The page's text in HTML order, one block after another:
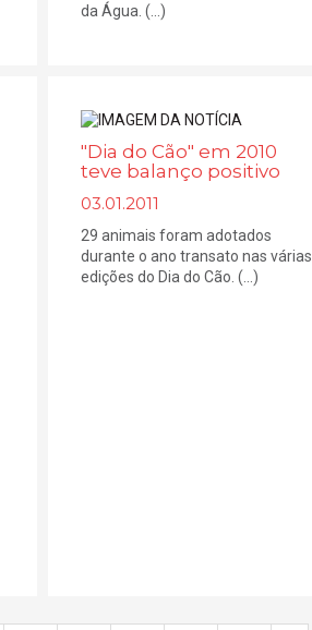
da Água. (...)
"Dia do Cão" em 2010
teve balanço positivo
03.01.2011
29 animais foram adotados
durante o ano transato nas várias
edições do Dia do Cão. (...)